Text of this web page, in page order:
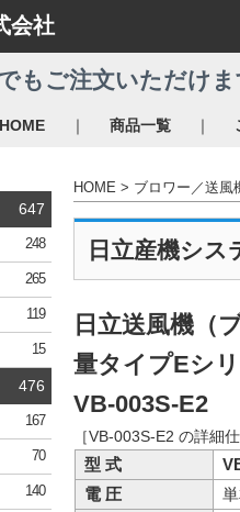
会社
HOME ｜ 商品一覧 ｜
647
248
265
119
15
476
167
70
140
もご注文いただけま
HOME ブロワー／送風
日立産機シス
日立送風機（
量タイプEシ
VB-003S-E2
［VB-003S-E2 の詳細
型 式
電 圧